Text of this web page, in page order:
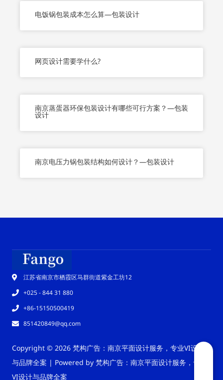
电饭锅包装成本怎么算—包装设计
网页设计需要学什么?
南京蒸蛋器环保包装设计有哪些可行方案？—包装
设计
南京电压力锅包装结构如何设计？—包装设计
江苏省南京市栖霞区马群街道紫金工坊12
+025 - 844 31 880
+86-15150500419
851420849@qq.com
Copyright © 2026 梵构广告：南京平面设计服务，专业VI设计
与品牌全案 | Powered by 梵构广告：南京平面设计服务，专业
VI设计与品牌全案